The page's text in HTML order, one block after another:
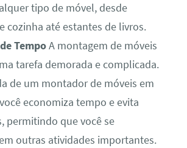
tipo de móvel, desde
cozinha até estantes de livros.
TempoA montagem de móveis
tarefa demorada e complicada.
de um montador de móveis em
economiza tempo e evita
permitindo que você se
outras atividades importantes.